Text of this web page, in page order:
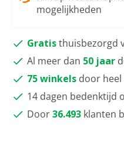
mogelijkheden
Gratisthuisbezorgd
Al meer dan 50 jaar
75 winkels door
14 dagen bedenktijd
Door36.493 klanten